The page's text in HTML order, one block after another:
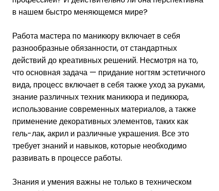
в нашем быстро меняющемся мире?
Работа мастера по маникюру включает в себя
разнообразные обязанности, от стандартных
действий до креативных решений. Несмотря на то,
что основная задача — придание ногтям эстетичного
вида, процесс включает в себя также уход за руками,
знание различных техник маникюра и педикюра,
использование современных материалов, а также
применение декоративных элементов, таких как
гель-лак, акрил и различные украшения. Все это
требует знаний и навыков, которые необходимо
развивать в процессе работы.
Знания и умения важны не только в техническом